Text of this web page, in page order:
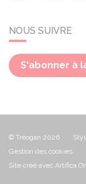
NOUS SUIVRE
S'abonner à
© Tréogan 2026
Gestion des cookies
Site créé avec Artifica